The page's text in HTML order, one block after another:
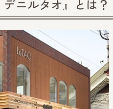
ニルタオ』とは？